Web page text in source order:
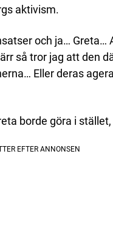
aktivism.
och ja… Greta…
så tror jag att den
Eller deras
borde göra i